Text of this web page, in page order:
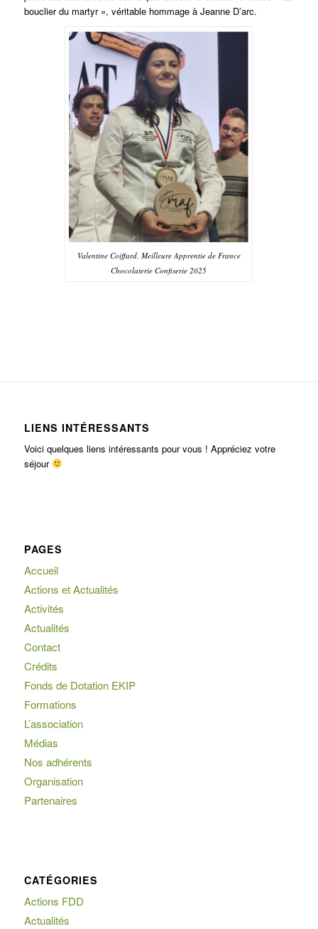
bouclier du martyr », véritable hommage à Jeanne D’arc.
Valentine Coiffard, Meilleure Apprentie de France
Chocolaterie Confiserie 2025
LIENS INTÉRESSANTS
Voici quelques liens intéressants pour vous ! Appréciez votre
séjour
PAGES
Accueil
Actions et Actualités
Activités
Actualités
Contact
Crédits
Fonds de Dotation EKIP
Formations
L’association
Médias
Nos adhérents
Organisation
Partenaires
CATÉGORIES
Actions FDD
Actualités